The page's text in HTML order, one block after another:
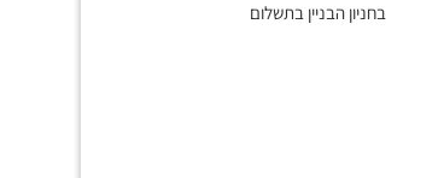
בחניון הבניין בתשלום